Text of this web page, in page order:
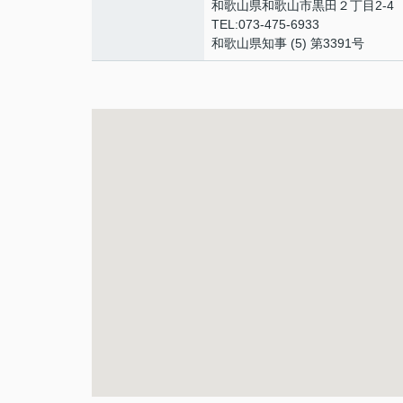
和歌山県和歌山市黒田２丁目2-4
TEL:073-475-6933
和歌山県知事 (5) 第3391号